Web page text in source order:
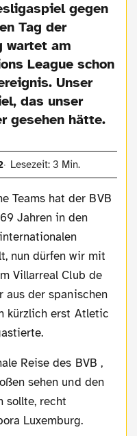
gegen
Tag der
wartet am
League schon
Unser
das unser
gesehen hätte.
Lesezeit: 3 Min.
Teams hat der BVB
Jahren in den
nun dürfen wir mit
Villarreal Club de
aus der spanischen
kürzlich erst Atletic
sehen und den
sollte, recht
Luxemburg.